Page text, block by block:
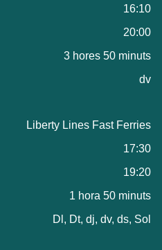
16:10
20:00
3 hores 50 minuts
dv
Liberty Lines Fast Ferries
17:30
19:20
1 hora 50 minuts
Dl, Dt, dj, dv, ds, Sol